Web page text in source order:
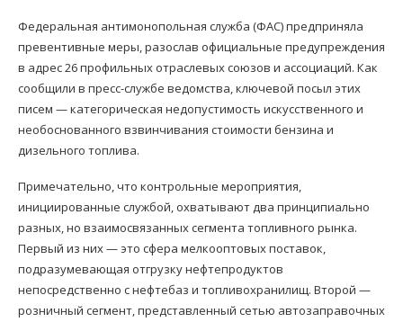
Федеральная антимонопольная служба (ФАС) предприняла
превентивные меры, разослав официальные предупреждения
в адрес 26 профильных отраслевых союзов и ассоциаций. Как
сообщили в пресс-службе ведомства, ключевой посыл этих
писем — категорическая недопустимость искусственного и
необоснованного взвинчивания стоимости бензина и
дизельного топлива.
Примечательно, что контрольные мероприятия,
инициированные службой, охватывают два принципиально
разных, но взаимосвязанных сегмента топливного рынка.
Первый из них — это сфера мелкооптовых поставок,
подразумевающая отгрузку нефтепродуктов
непосредственно с нефтебаз и топливохранилищ. Второй —
розничный сегмент, представленный сетью автозаправочных